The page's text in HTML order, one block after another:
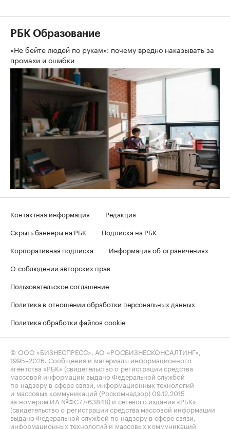
РБК Образование
«Не бейте людей по рукам»: почему вредно наказывать за
промахи и ошибки
Контактная информация
Редакция
Скрыть баннеры на РБК
Подписка на РБК
Корпоративная подписка
Информация об ограничениях
О соблюдении авторских прав
Пользовательское соглашение
Политика в отношении обработки персональных данных
Политика обработки файлов cookie
© ООО «БИЗНЕСПРЕСС», АО «РОСБИЗНЕСКОНСАЛТИНГ»,
1995–2026 . Сообщения и материалы информационного
агентства «РБК» (свидетельство о регистрации средства
массовой информации выдано Федеральной службой
по надзору в сфере связи, информационных технологий
и массовых коммуникаций (Роскомнадзор) 09.12.2015
за номером ИА №ФС77-63848) и сетевого издания «РБК»
(свидетельство о регистрации средства массовой информации
выдано Федеральной службой по надзору в сфере связи,
информационных технологий и массовых коммуникаций